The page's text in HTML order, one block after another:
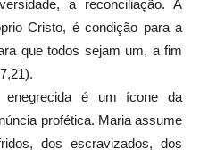
a reconciliação. A
Cristo, é condição para a
que todos sejam um, a fim
é um ícone da
profética. Maria assume
dos escravizados, dos